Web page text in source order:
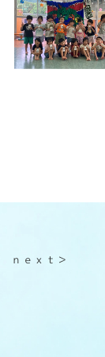
ｎｅｘｔ＞